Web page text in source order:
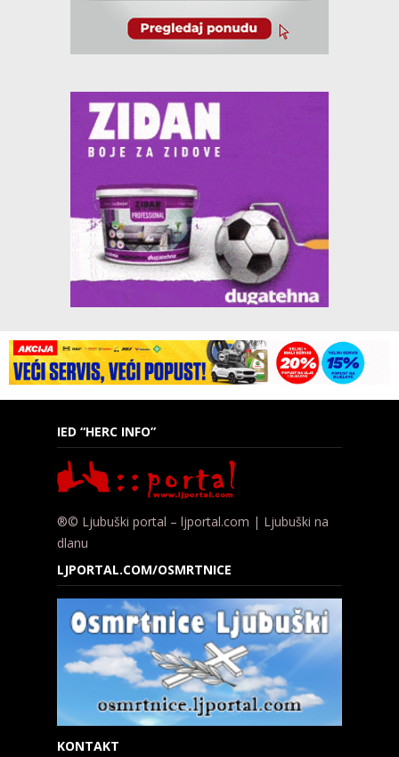
IED “HERC INFO”
®© Ljubuški portal – ljportal.com | Ljubuški na
dlanu
LJPORTAL.COM/OSMRTNICE
KONTAKT